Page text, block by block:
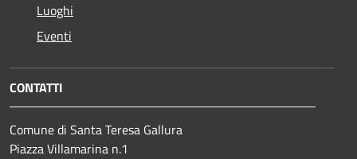
Luoghi
Eventi
CONTATTI
Comune di Santa Teresa Gallura
Piazza Villamarina n.1